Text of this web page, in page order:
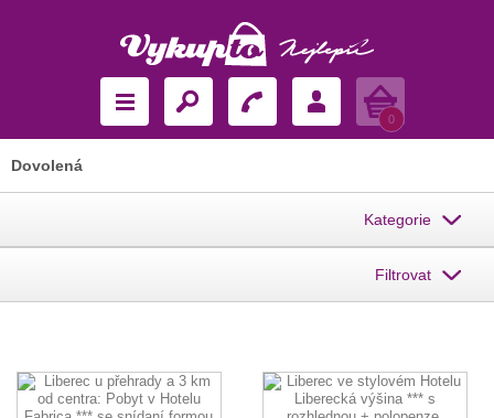
Košík
0
Dovolená
Kategorie
Filtrovat